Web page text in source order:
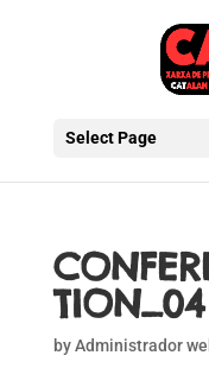
Select Page
TION_04
byAdministrador